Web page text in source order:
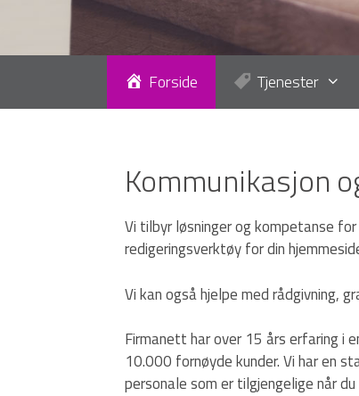
Forside Tjenester
Kommunikasjon
Vi tilbyr løsninger og kompetanse
redigeringsverktøy for din
Vi kan også hjelpe med rådgivning,
Firmanett har over 15 års erfaring i
10.000 fornøyde kunder. Vi har en
personale som er tilgjengelige når